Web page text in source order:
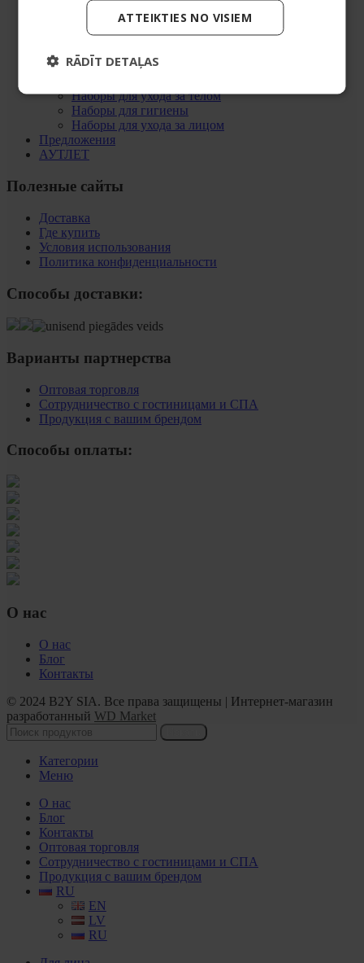
Линия ежедневного ухода за лицом
Home SPA
Наборы для ванны и SPA
Подарочные наборы
Наборы для ухода за телом
Наборы для гигиены
Наборы для ухода за лицом
Предложения
АУТЛЕТ
Полезные сайты
Доставка
Где купить
Условия использования
Политика конфиденциальности
Способы доставки:
Варианты партнерства
Оптовая торговля
Сотрудничество с гостиницами и СПА
Продукция с вашим брендом
Способы оплаты:
О нас
О нас
Блог
Контакты
© 2024 B2Y SIA. Все права защищены | Интернет-магазин
разработанный WD Market
Категории
Меню
О нас
Блог
Контакты
Оптовая торговля
Сотрудничество с гостиницами и СПА
Продукция с вашим брендом
RU
EN
LV
RU
ATTEIKTIES NO VISIEM
RĀDĪT DETAĻAS